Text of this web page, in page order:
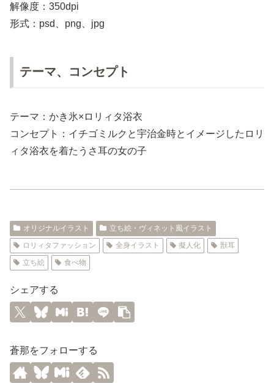
解像度：350dpi
形式：psd、png、jpg
テーマ、コンセプト
テーマ：かき氷×ロリィタ浴衣
コンセプト：イチゴミルクと宇治金時とイメージしたロリ
ィタ浴衣を着たうさ耳の女の子
オリジナルイラスト
立ち絵・ヴィネット風イラスト
ロリィタファッション
全身イラスト 擬人化
獣耳
立ち絵
食べ物
シェアする
蒼那をフォローする